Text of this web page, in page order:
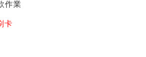
作業
卡